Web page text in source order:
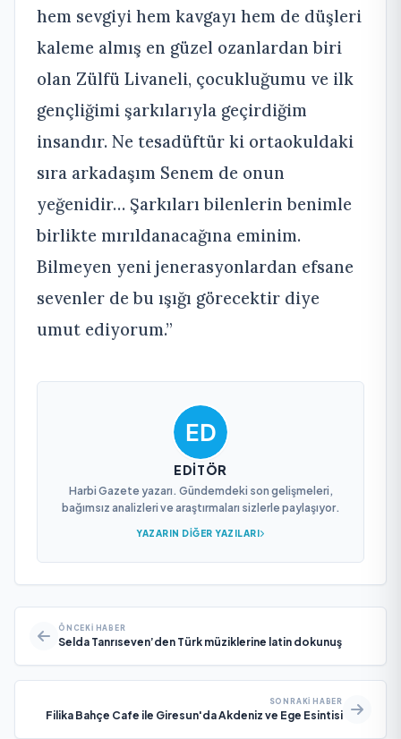
hem sevgiyi hem kavgayı hem de düşleri
kaleme almış en güzel ozanlardan biri
olan Zülfü Livaneli, çocukluğumu ve ilk
gençliğimi şarkılarıyla geçirdiğim
insandır. Ne tesadüftür ki ortaokuldaki
sıra arkadaşım Senem de onun
yeğenidir… Şarkıları bilenlerin benimle
birlikte mırıldanacağına eminim.
Bilmeyen yeni jenerasyonlardan efsane
sevenler de bu ışığı görecektir diye
umut ediyorum.”
EDITÖR
Harbi Gazete yazarı. Gündemdeki son gelişmeleri,
bağımsız analizleri ve araştırmaları sizlerle paylaşıyor.
YAZARIN DIĞER YAZILARI
ÖNCEKI HABER
Selda Tanrıseven’den Türk müziklerine latin dokunuş
SONRAKI HABER
Filika Bahçe Cafe ile Giresun'da Akdeniz ve Ege Esintisi